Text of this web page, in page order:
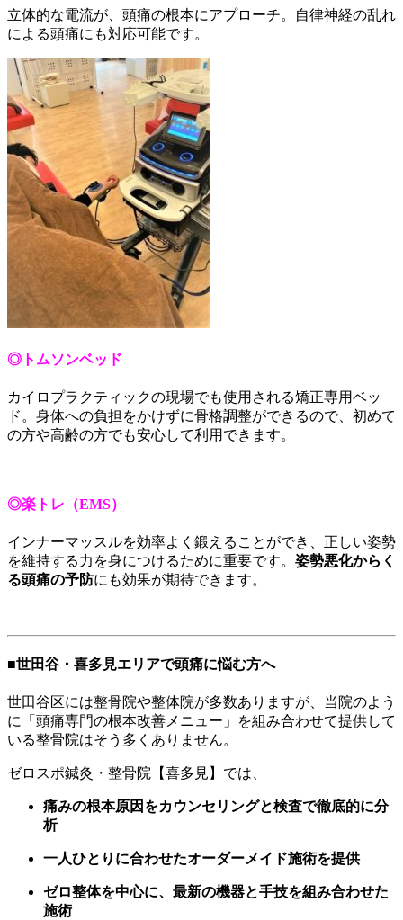
立体的な電流が、頭痛の根本にアプローチ。自律神経の乱れ
による頭痛にも対応可能です。
◎トムソンベッド
カイロプラクティックの現場でも使用される矯正専用ベッ
ド。身体への負担をかけずに骨格調整ができるので、初めて
の方や高齢の方でも安心して利用できます。
◎楽トレ（EMS）
インナーマッスルを効率よく鍛えることができ、正しい姿勢
を維持する力を身につけるために重要です。 姿勢悪化からく
る頭痛の予防にも効果が期待できます。
■世田谷・喜多見エリアで頭痛に悩む方へ
世田谷区には整骨院や整体院が多数ありますが、当院のよう
に「頭痛専門の根本改善メニュー」を組み合わせて提供して
いる整骨院はそう多くありません。
ゼロスポ鍼灸・整骨院【喜多見】では、
痛みの根本原因をカウンセリングと検査で徹底的に分
析
一人ひとりに合わせたオーダーメイド施術を提供
ゼロ整体を中心に、最新の機器と手技を組み合わせた
施術